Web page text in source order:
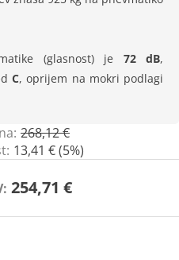
(glasnost) je 72 dB,
C, oprijem na mokri podlagi
268,12 €
13,41 € (5%)
254,71 €